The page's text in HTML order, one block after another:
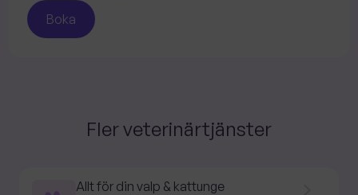
Boka
Fler veterinärtjänster
Allt för din valp & kattunge